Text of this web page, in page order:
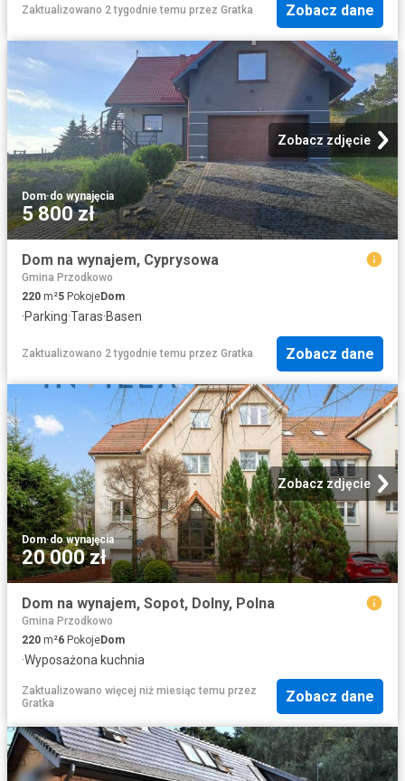
Zaktualizowano 2 tygodnie temu przez Gratka Zobacz dane
Zobacz zdjęcie
Dom·do wynajęcia
5 800 zł
Dom na wynajem, Cyprysowa
Gmina Przodkowo
220 m²5 PokojeDom
·Parking·Taras·Basen
Zaktualizowano 2 tygodnie temu przez Gratka Zobacz dane
Zobacz zdjęcie
Dom·do wynajęcia
20 000 zł
Dom na wynajem, Sopot, Dolny, Polna
Gmina Przodkowo
220 m²6 PokojeDom
·Wyposażona kuchnia
Zaktualizowano więcej niż miesiąc temu przez
Gratka
Zobacz dane